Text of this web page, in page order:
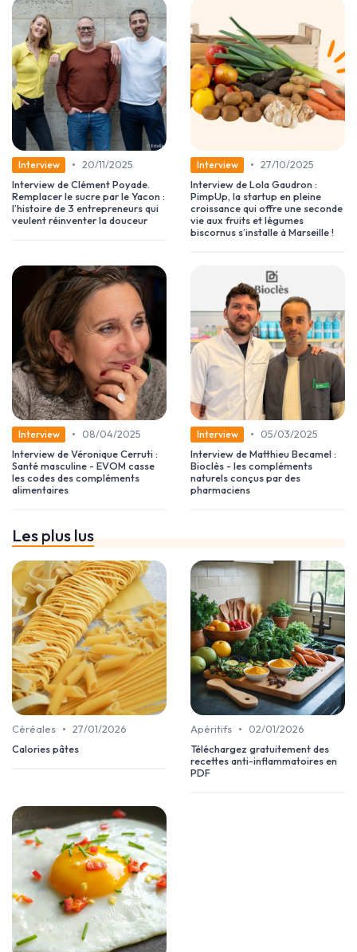
Interview • 20/11/2025
Interview de Clément Poyade.
Remplacer le sucre par le Yacon :
l’histoire de 3 entrepreneurs qui
veulent réinventer la douceur
Interview • 27/10/2025
Interview de Lola Gaudron :
PimpUp, la startup en pleine
croissance qui offre une seconde
vie aux fruits et légumes
biscornus s’installe à Marseille !
Interview •
08/04/2025
Interview de Véronique Cerruti :
Santé masculine - EVOM casse
les codes des compléments
alimentaires
Interview •
05/03/2025
Interview de Matthieu Becamel :
Bioclès - les compléments
naturels conçus par des
pharmaciens
Les plus lus
Céréales • 27/01/2026
Calories pâtes
Apéritifs •
02/01/2026
Téléchargez gratuitement des
recettes anti-inflammatoires en
PDF